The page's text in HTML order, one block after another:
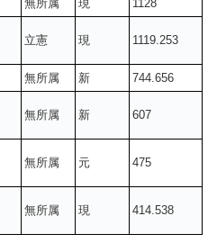
無所属 現
1128
立憲 現 1119.253
無所属 新
744.656
無所属 新 607
無所属 元 475
無所属 現 414.538